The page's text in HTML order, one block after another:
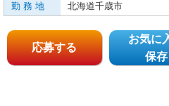
勤 務 地
北海道千歳市
応募する
お気に
保存